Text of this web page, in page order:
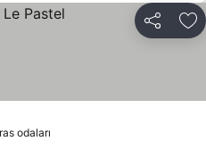
Paylaş
odaları